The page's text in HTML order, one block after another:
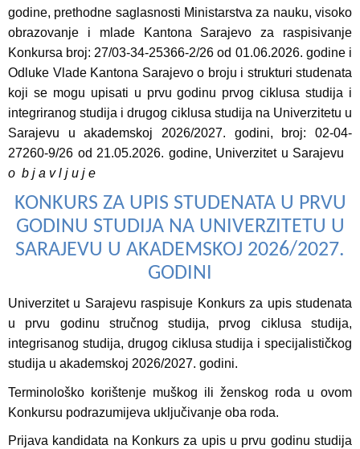
godine, prethodne saglasnosti Ministarstva za nauku, visoko
obrazovanje i mlade Kantona Sarajevo za raspisivanje
Konkursa broj: 27/03-34-25366-2/26 od 01.06.2026. godine i
Odluke Vlade Kantona Sarajevo o broju i strukturi studenata
koji se mogu upisati u prvu godinu prvog ciklusa studija i
integriranog studija i drugog ciklusa studija na Univerzitetu u
Sarajevu u akademskoj 2026/2027. godini, broj: 02-04-
27260-9/26 od 21.05.2026. godine, Univerzitet u Sarajevu
o b j a v l j u j e
KONKURS ZA UPIS STUDENATA U PRVU
GODINU STUDIJA NA UNIVERZITETU U
SARAJEVU U AKADEMSKOJ 2026/2027.
GODINI
Univerzitet u Sarajevu raspisuje Konkurs za upis studenata
u prvu godinu stručnog studija, prvog ciklusa studija,
integrisanog studija, drugog ciklusa studija i specijalističkog
studija u akademskoj 2026/2027. godini.
Terminološko korištenje muškog ili ženskog roda u ovom
Konkursu podrazumijeva uključivanje oba roda.
Prijava kandidata na Konkurs za upis u prvu godinu studija